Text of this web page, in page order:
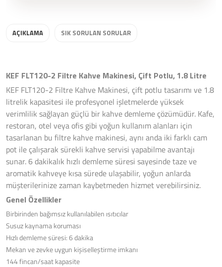
AÇIKLAMA SIK SORULAN SORULAR
KEF FLT120-2 Filtre Kahve Makinesi, Çift Potlu, 1.8 Litre
KEF FLT120-2 Filtre Kahve Makinesi, çift potlu tasarımı ve 1.8
litrelik kapasitesi ile profesyonel işletmelerde yüksek
verimlilik sağlayan güçlü bir kahve demleme çözümüdür. Kafe,
restoran, otel veya ofis gibi yoğun kullanım alanları için
tasarlanan bu filtre kahve makinesi, aynı anda iki farklı cam
pot ile çalışarak sürekli kahve servisi yapabilme avantajı
sunar. 6 dakikalık hızlı demleme süresi sayesinde taze ve
aromatik kahveye kısa sürede ulaşabilir, yoğun anlarda
müşterilerinize zaman kaybetmeden hizmet verebilirsiniz.
Genel Özellikler
Birbirinden bağımsız kullanılabilen ısıtıcılar
Susuz kaynama koruması
Hızlı demleme süresi: 6 dakika
Mekan ve zevke uygun kişiselleştirme imkanı
144 fincan/saat kapasite